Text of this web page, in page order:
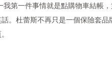
第一件事情就是點購物車結帳
。杜蕾斯不再只是一個保險套品